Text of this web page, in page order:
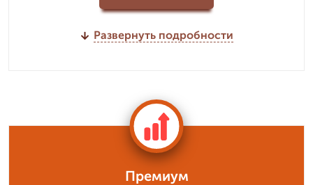
Развернуть подробности
Премиум